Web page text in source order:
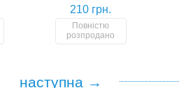
210 грн.
Повністю
розпродано
наступна →